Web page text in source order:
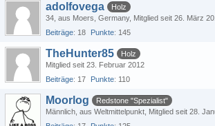
adolfovega
Holz
34 aus Moers, Germany Mitglied seit 26. März
Beiträge 18 Punkte 145
TheHunter85
Holz
Mitglied seit 23. Februar 2012
Beiträge 17 Punkte 110
Moorlog
Redstone "Spezialist"
Männlich aus Weltmittelpunkt Mitglied seit 28.